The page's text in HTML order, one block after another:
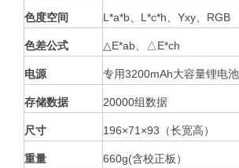
色度空间 L*a*b、L*c*h、Yxy、RGB
色差公式 △E*ab、△E*ch
电源 专用3200mAh大容量锂电
存储数据 20000组数据
尺寸 196×71×93（长宽高）
重量 660g(含校正板）